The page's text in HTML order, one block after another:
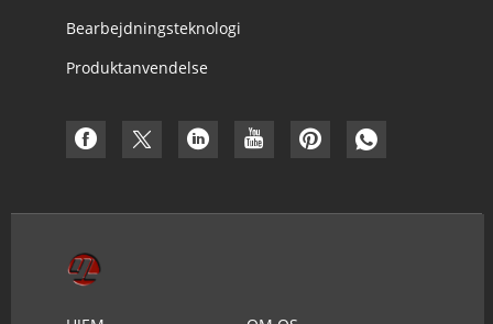
Bearbejdningsteknologi
Produktanvendelse